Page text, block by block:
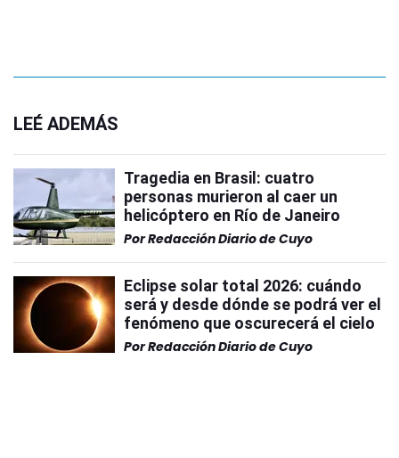
LEÉ ADEMÁS
Tragedia en Brasil: cuatro
personas murieron al caer un
helicóptero en Río de Janeiro
PorRedacción Diario de Cuyo
Eclipse solar total 2026: cuándo
será y desde dónde se podrá ver el
fenómeno que oscurecerá el cielo
PorRedacción Diario de Cuyo